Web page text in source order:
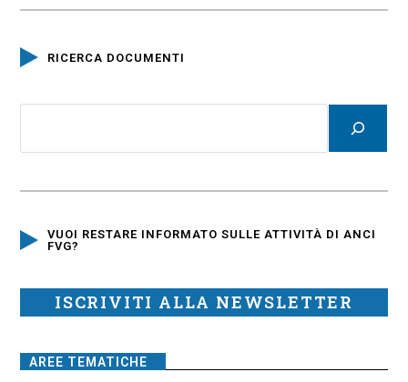
RICERCA DOCUMENTI
VUOI RESTARE INFORMATO SULLE ATTIVITÀ DI ANCI
FVG?
ISCRIVITI ALLA NEWSLETTER
AREE TEMATICHE